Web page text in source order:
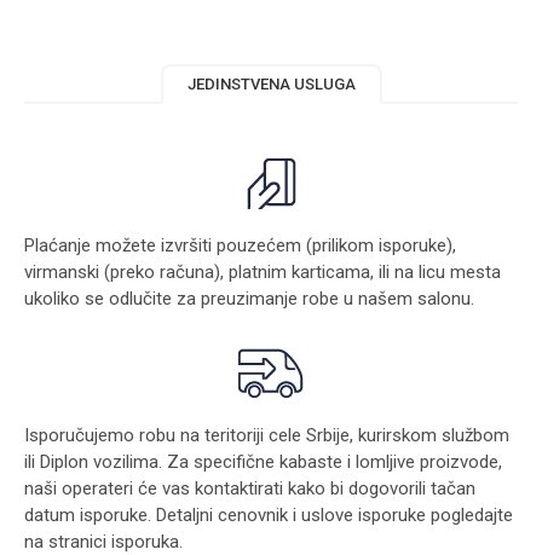
JEDINSTVENA USLUGA
Plaćanje možete izvršiti pouzećem (prilikom isporuke),
virmanski (preko računa), platnim karticama, ili na licu mesta
ukoliko se odlučite za preuzimanje robe u našem salonu.
Isporučujemo robu na teritoriji cele Srbije, kurirskom službom
ili Diplon vozilima. Za specifične kabaste i lomljive proizvode,
naši operateri će vas kontaktirati kako bi dogovorili tačan
datum isporuke. Detaljni cenovnik i uslove isporuke pogledajte
na stranici isporuka.